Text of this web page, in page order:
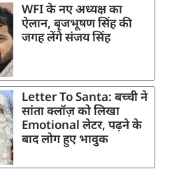
WFI के नए अध्यक्ष का
ऐलान, बृजभूषण सिंह की
जगह लेंगे संजय सिंह
Letter To Santa: बच्ची ने
सांता क्लॉज़ को लिखा
Emotional लेटर, पढ़ने के
बाद लोग हुए भावुक